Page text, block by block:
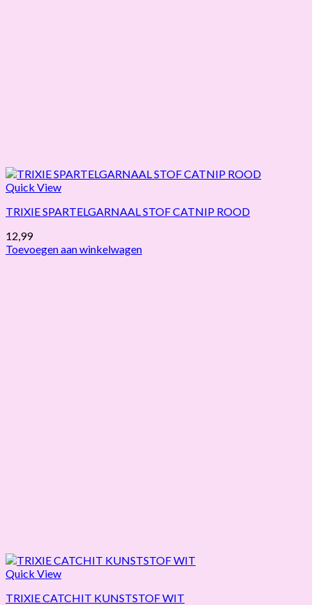
Quick View
TRIXIE SPARTELGARNAAL STOF CATNIP ROOD
12,99
Toevoegen aan winkelwagen
Quick View
TRIXIE CATCHIT KUNSTSTOF WIT